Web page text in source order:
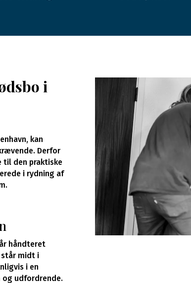
i
kan
Derfor
til den praktiske
i rydning af
håndteret
står midt i
i en
og udfordrende.